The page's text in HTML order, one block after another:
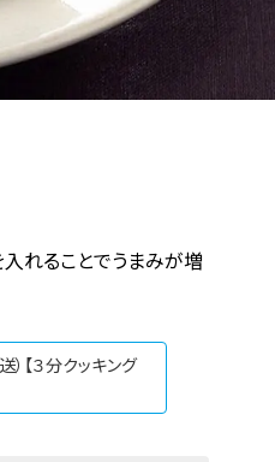
れることでうまみが増
【３分クッキング